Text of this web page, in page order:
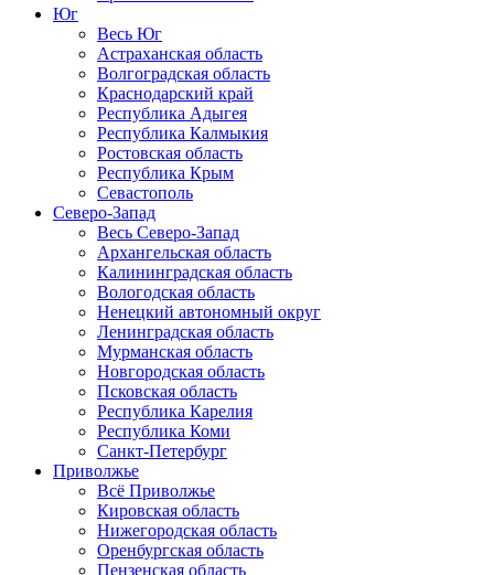
Юг
Весь Юг
Астраханская область
Волгоградская область
Краснодарский край
Республика Адыгея
Республика Калмыкия
Ростовская область
Республика Крым
Севастополь
Северо-Запад
Весь Северо-Запад
Архангельская область
Калининградская область
Вологодская область
Ненецкий автономный округ
Ленинградская область
Мурманская область
Новгородская область
Псковская область
Республика Карелия
Республика Коми
Санкт-Петербург
Приволжье
Всё Приволжье
Кировская область
Нижегородская область
Оренбургская область
Пензенская область